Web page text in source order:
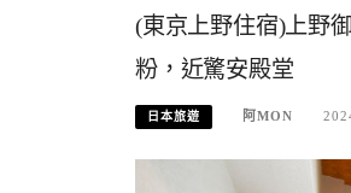
(東京上野住宿)上野
粉，近驚安殿堂
日本旅遊 阿MON